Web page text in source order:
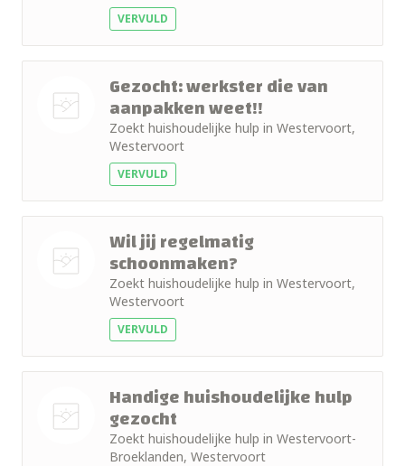
VERVULD
Gezocht: werkster die van
aanpakken weet!!
Zoekt huishoudelijke hulp in Westervoort,
Westervoort
VERVULD
Wil jij regelmatig
schoonmaken?
Zoekt huishoudelijke hulp in Westervoort,
Westervoort
VERVULD
Handige huishoudelijke hulp
gezocht
Zoekt huishoudelijke hulp in Westervoort-
Broeklanden, Westervoort